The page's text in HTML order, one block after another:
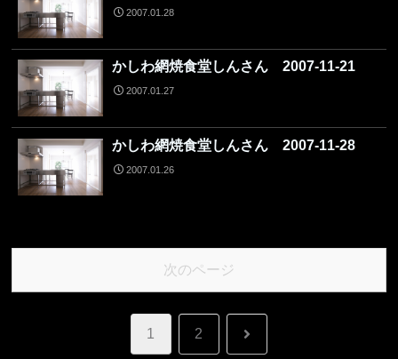
2007.01.28
かしわ網焼食堂しんさん 2007-11-21
2007.01.27
かしわ網焼食堂しんさん 2007-11-28
2007.01.26
次のページ
1 2 次